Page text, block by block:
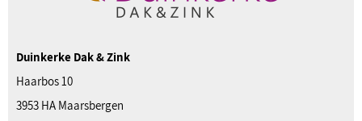
Duinkerke Dak & Zink
Haarbos 10
3953 HA Maarsbergen